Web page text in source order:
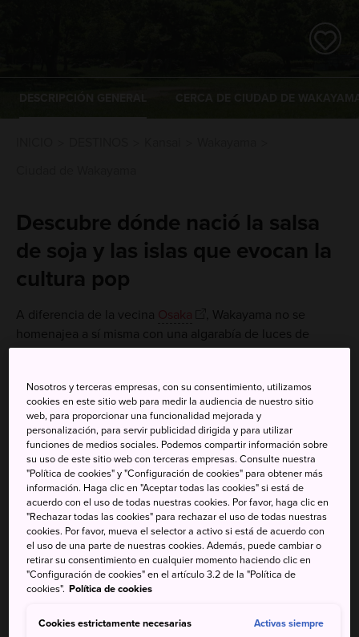
Descubre dónde nació la salsa
de soja y las islas que evocan la
cultura pop
A diferencia de la vecina Osaka
, Wakayama no se
homenajea a sí misma con una algarabía de luces de
neón. En lugar de eso se presenta como un centro
paisajes y comida más fresca de la región de Kansai, en
Japón.
No te pierdas
Un espectáculo de corte de atún fresco en el
animado mercado Kuroshio
Degustar la salsa de soja original en el lugar en
el que nació
Una visita a las islas de Tomogashima, un
Nosotros y terceras empresas, con su consentimiento, utilizamos
cookies en este sitio web para medir la audiencia de nuestro sitio
web, para proporcionar una funcionalidad mejorada y
personalización, para servir publicidad dirigida y para utilizar
funciones de medios sociales. Podemos compartir información sobre
su uso de este sitio web con terceras empresas. Consulte nuestra
"Política de cookies" y "Configuración de cookies" para obtener más
información. Haga clic en "Aceptar todas las cookies" si está de
acuerdo con el uso de todas nuestras cookies. Por favor, haga clic en
"Rechazar todas las cookies" para rechazar el uso de todas nuestras
cookies. Por favor, mueva el selector a activo si está de acuerdo con
el uso de una parte de nuestras cookies. Además, puede cambiar o
retirar su consentimiento en cualquier momento haciendo clic en
"Configuración de cookies" en el artículo 3.2 de la "Política de
cookies". Política de cookies
Cookies estrictamente necesarias Activas siempre